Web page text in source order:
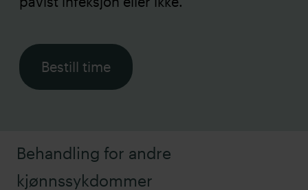
Bestill time
Behandling for andre
kjønnssykdommer